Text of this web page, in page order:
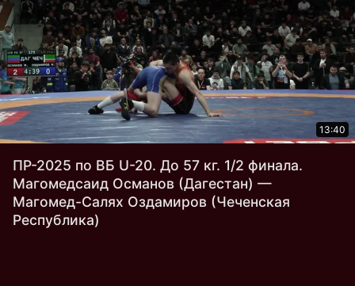
13:40
ПР-2025 по ВБ U-20. До 57 кг. 1/2 финала.
Магомедсаид Османов (Дагестан) —
Магомед-Салях Оздамиров (Чеченская
Республика)